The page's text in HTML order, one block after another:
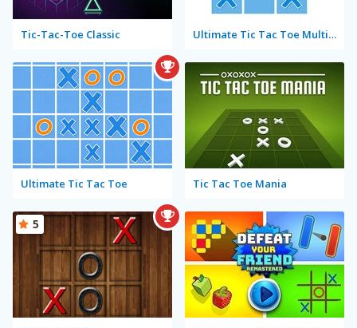
Tic-Tac-Toe Classic Ultimate Tic Tac Toe Multiplayer
Ultimate Tic Tac Toe Tic Tac Toe Mania
5